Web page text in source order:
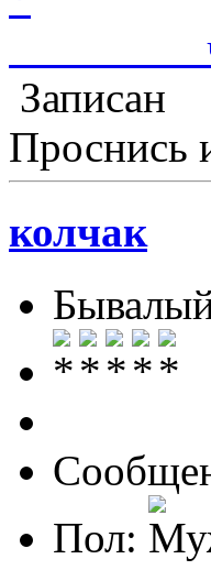
Записан
Проснись
колчак
Пол: